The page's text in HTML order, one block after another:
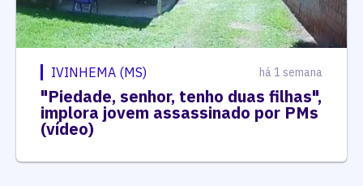
IVINHEMA (MS) há 1 semana
"Piedade, senhor, tenho duas filhas",
implora jovem assassinado por PMs
(vídeo)